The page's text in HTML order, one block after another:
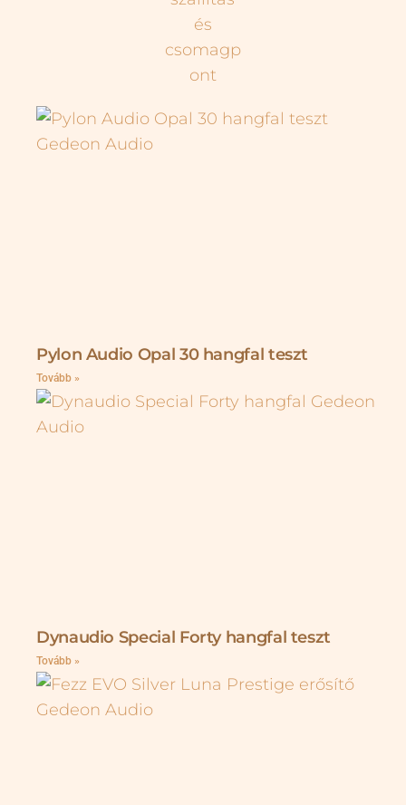
Pylon Audio Opal 30 hangfal teszt
Tovább »
Dynaudio Special Forty hangfal teszt
Tovább »